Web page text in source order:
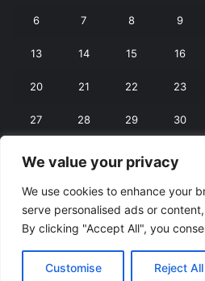
We value your privacy
We use cookies to enhance your
serve personalised ads or
By clicking "Accept All", you
Customise Reject All
6 7 8 9
13 14 15 16
20 21 22 23
27 28 29 30
« mai iul. »
© Copyright 2026, All Rights